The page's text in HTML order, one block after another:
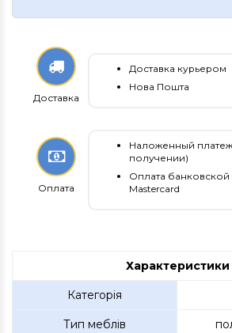
Доставка
Доставка курьером
Нова Пошта
Оплата
Наложенный
получении)
Оплата банковской
Mastercard
Характеристики
Категорія
Тип меблів